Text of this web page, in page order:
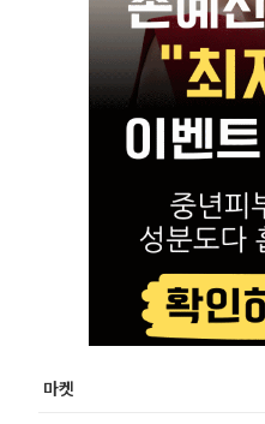
마켓